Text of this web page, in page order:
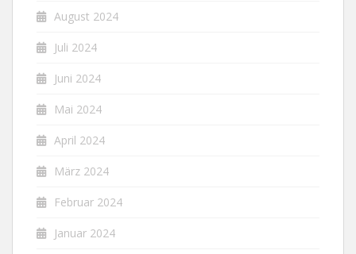
August 2024
Juli 2024
Juni 2024
Mai 2024
April 2024
März 2024
Februar 2024
Januar 2024